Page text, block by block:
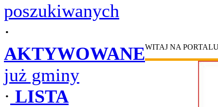
poszukiwanych
·
AKTYWOWANE
już gminy
· LISTA
WITAJ NA